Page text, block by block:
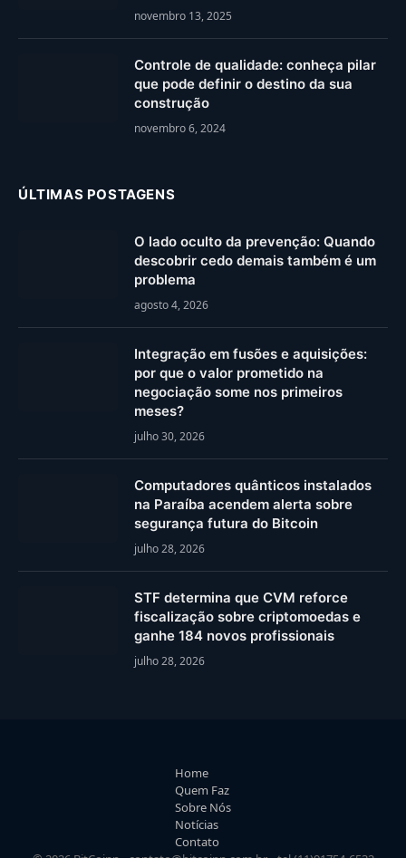
novembro 13, 2025
Controle de qualidade: conheça pilar
que pode definir o destino da sua
construção
novembro 6, 2024
ÚLTIMAS POSTAGENS
O lado oculto da prevenção: Quando
descobrir cedo demais também é um
problema
agosto 4, 2026
Integração em fusões e aquisições:
por que o valor prometido na
negociação some nos primeiros
meses?
julho 30, 2026
Computadores quânticos instalados
na Paraíba acendem alerta sobre
segurança futura do Bitcoin
julho 28, 2026
STF determina que CVM reforce
fiscalização sobre criptomoedas e
ganhe 184 novos profissionais
julho 28, 2026
Home
Quem Faz
Sobre Nós
Notícias
Contato